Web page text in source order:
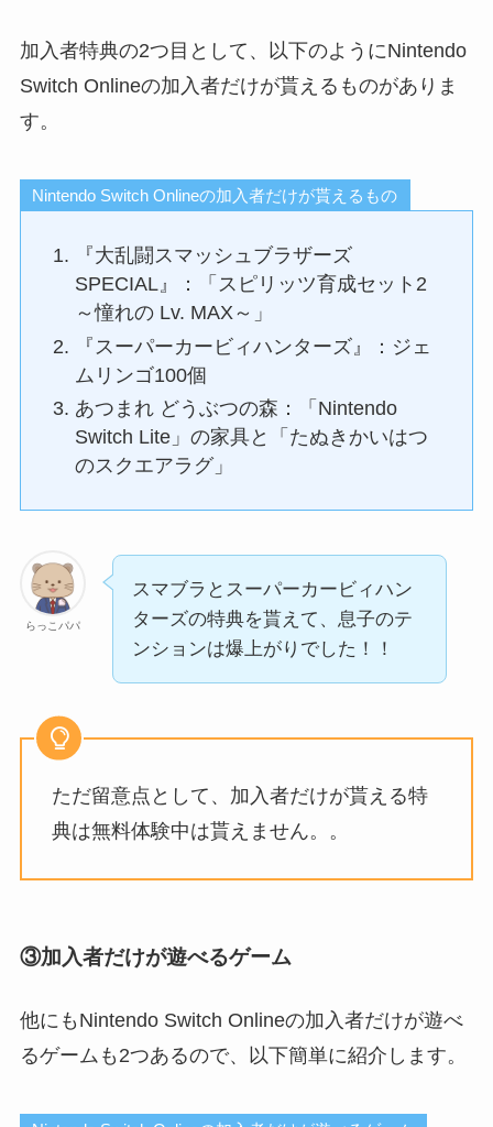
加入者特典の2つ目として、以下のようにNintendo
Switch Onlineの加入者だけが貰えるものがありま
す。
Nintendo Switch Onlineの加入者だけが貰えるもの
『大乱闘スマッシュブラザーズ
SPECIAL』：「スピリッツ育成セット2
～憧れの Lv. MAX～」
『スーパーカービィハンターズ』：ジェ
ムリンゴ100個
あつまれ どうぶつの森：「Nintendo
Switch Lite」の家具と「たぬきかいはつ
のスクエアラグ」
らっこパパ
スマブラとスーパーカービィハン
ターズの特典を貰えて、息子のテ
ンションは爆上がりでした！！
ただ留意点として、加入者だけが貰える特
典は無料体験中は貰えません。。
③加入者だけが遊べるゲーム
他にもNintendo Switch Onlineの加入者だけが遊べ
るゲームも2つあるので、以下簡単に紹介します。